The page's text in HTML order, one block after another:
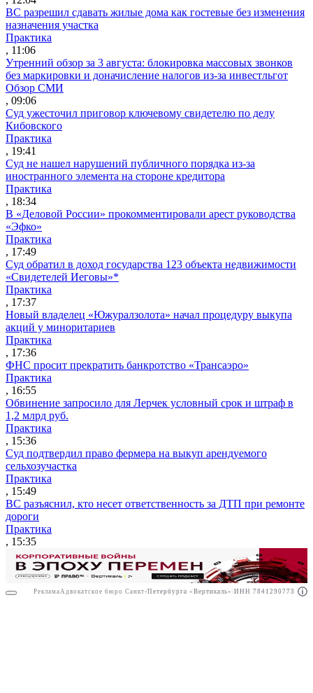
РекламаООО "Право.ру" ИНН: 7704835288
ВС разрешил сдавать жилые дома как гостевые без изменения
назначения участка
Практика
, 11:06
Утренний обзор за 3 августа: блокировка массовых звонков
без маркировки и доначисление налогов из-за инвестльгот
Обзор СМИ
, 09:06
Суд ужесточил приговор ключевому свидетелю по делу
Кибовского
Практика
, 19:41
Суд не нашел нарушений публичного порядка из-за
иностранного элемента на стороне кредитора
Практика
, 18:34
В «Деловой России» прокомментировали арест руководства
«Эфко»
Практика
, 17:49
Суд обратил в доход государства 123 объекта недвижимости
«Свидетелей Иеговы»*
Практика
, 17:37
Новый владелец «Южуралзолота» начал процедуру выкупа
акций у миноритариев
Практика
, 17:36
ФНС просит прекратить банкротство «Трансаэро»
Практика
, 16:55
Обвинение запросило для Лерчек условный срок и штраф в
1,2 млрд руб.
Практика
, 15:36
Суд подтвердил право фермера на выкуп арендуемого
сельхозучастка
Практика
, 15:49
ВС разъяснил, кто несет ответственность за ДТП при ремонте
дороги
Практика
, 15:35
Реклама Адвокатское бюро Санкт-Петербурга «Вертикаль» ИНН 7841290773